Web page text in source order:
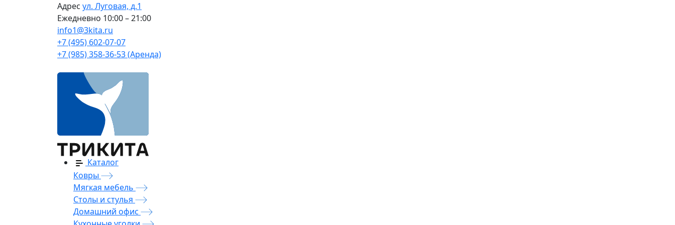
Адрес ул. Луговая, д.1
Ежедневно 10:00 – 21:00
info1@3kita.ru
+7 (495) 602-07-07
+7 (985) 358-36-53 (Аренда)
Каталог
Ковры
Мягкая мебель
Столы и стулья
Домашний офис